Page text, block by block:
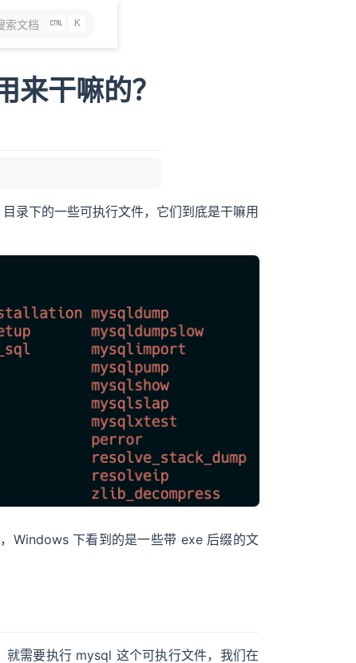
索文档 K
干嘛的？
录下的一些可执行文件，它们到底是干嘛用
Windows 下看到的是一些带 exe 后缀的文
需要执行 mysql 这个可执行文件，我们在